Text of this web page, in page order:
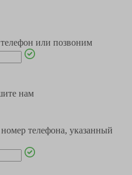
или позвоним
нам
телефона, указанный